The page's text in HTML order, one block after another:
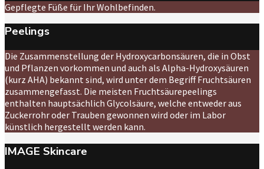
Gepflegte Füße für Ihr Wohlbefinden.
Peelings
Die Zusammenstellung der Hydroxycarbonsäuren, die in Obst
und Pflanzen vorkommen und auch als Alpha-Hydroxysäuren
(kurz AHA) bekannt sind, wird unter dem Begriff Fruchtsäuren
zusammengefasst. Die meisten Fruchtsäurepeelings
enthalten hauptsächlich Glycolsäure, welche entweder aus
Zuckerrohr oder Trauben gewonnen wird oder im Labor
künstlich hergestellt werden kann.
IMAGE Skincare